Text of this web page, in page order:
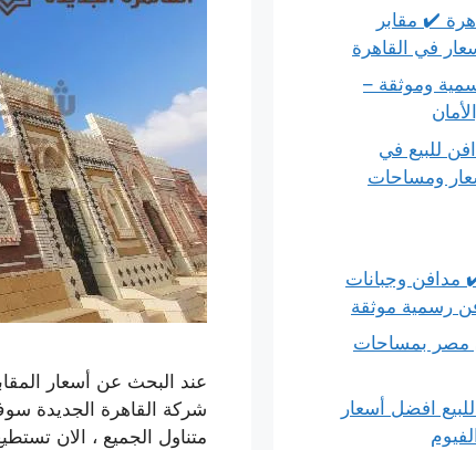
عند البحث عن أسعار
شركة القاهرة الجديدة
متناول الجميع ، الان
✔️ مقابر
في القاهرة
وموثقة –
للبيع في
ومساحات
مدافن وجبانات
رسمية موثقة
مصر بمساحات
افضل أسعار